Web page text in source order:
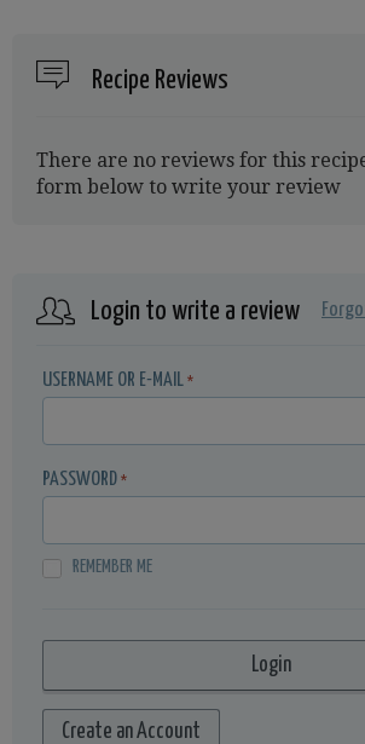
Recipe Reviews
There are no reviews for this
form below to write your review
Login to write a review
USERNAME OR E-MAIL *
PASSWORD *
REMEMBER ME
Create an Account